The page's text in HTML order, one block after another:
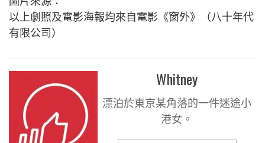
以上劇照及電影海報均來自電影《窗外》（八十年代
有限公司）
Whitney
漂泊於東京某角落的一件迷途小
港女。